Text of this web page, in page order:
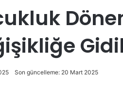
Son güncelleme: 20 Mart 2025